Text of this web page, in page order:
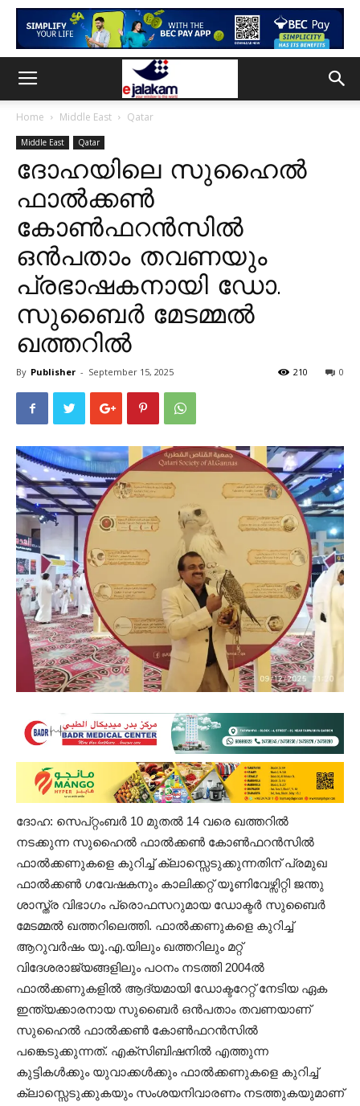
Home Middle East Qatar
Middle East Qatar
ദോഹയിലെ സുഹൈൽ
ഫാൽക്കൺ
കോൺഫറൻസിൽ
ഒൻപതാം തവണയും
പ്രഭാഷകനായി ഡോ.
സുബൈർ മേടമ്മൽ
ഖത്തറിൽ
By Publisher - September 15, 2025 0
210
ദോഹ: സെപ്റ്റംബർ 10 മുതൽ 14 വരെ ഖത്തറിൽ
നടക്കുന്ന സുഹൈൽ ഫാൽക്കൺ കോൺഫറൻസിൽ
ഫാൽക്കണുകളെ കുറിച്ച് ക്ലാസ്സെടുക്കുന്നതിന് പ്രമുഖ
ഫാൽക്കൺ ഗവേഷകനും കാലിക്കറ്റ് യൂണിവേഴ്സിറ്റി ജന്തു
ശാസ്ത്ര വിഭാഗം പ്രൊഫസറുമായ ഡോക്ടർ സുബൈർ
മേടമ്മൽ ഖത്തറിലെത്തി. ഫാൽക്കണുകളെ കുറിച്ച്
ആറുവർഷം യൂ.എ.യിലും ഖത്തറിലും മറ്റ്
വിദേശരാജ്യങ്ങളിലും പഠനം നടത്തി 2004ൽ
ഫാൽക്കണുകളിൽ ആദ്യമായി ഡോക്ടറേറ്റ് നേടിയ ഏക
ഇന്ത്യക്കാരനായ സുബൈർ ഒൻപതാം തവണയാണ്
സുഹൈൽ ഫാൽക്കൺ കോൺഫറൻസിൽ
പങ്കെടുക്കുന്നത്. എക്സിബിഷനിൽ എത്തുന്ന
കുട്ടികൾക്കും യുവാക്കൾക്കും ഫാൽക്കണുകളെ കുറിച്ച്
ക്ലാസ്സെടുക്കുകയും സംശയനിവാരണം നടത്തുകയുമാണ്